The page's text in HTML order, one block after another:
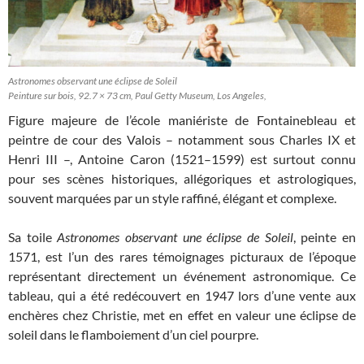
Astronomes observant une éclipse de Soleil
Peinture sur bois, 92.7 × 73 cm, Paul Getty Museum, Los Angeles,
Figure majeure de l’école maniériste de Fontainebleau et
peintre de cour des Valois – notamment sous Charles IX et
Henri III –, Antoine Caron (1521–1599) est surtout connu
pour ses scènes historiques, allégoriques et astrologiques,
souvent marquées par un style raffiné, élégant et complexe.
Sa toileAstronomes observant une éclipse de Soleil, peinte en
1571, est l’un des rares témoignages picturaux de l’époque
représentant directement un événement astronomique. Ce
tableau, qui a été redécouvert en 1947 lors d’une vente aux
enchères chez Christie, met en effet en valeur une éclipse de
soleil dans le flamboiement d’un ciel pourpre.